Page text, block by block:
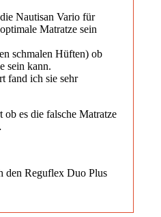
Nautisan Vario für
Matratze sein
schmalen Hüften) ob
sein kann.
fand ich sie sehr
ob es die falsche Matratze
den Reguflex Duo Plus